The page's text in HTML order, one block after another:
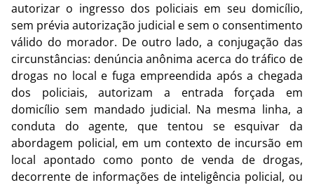
autorizar o ingresso dos policiais em seu domicílio,
sem prévia autorização judicial e sem o consentimento
válido do morador. De outro lado, a conjugação das
circunstâncias: denúncia anônima acerca do tráfico de
drogas no local e fuga empreendida após a chegada
dos policiais, autorizam a entrada forçada em
domicílio sem mandado judicial. Na mesma linha, a
conduta do agente, que tentou se esquivar da
abordagem policial, em um contexto de incursão em
local apontado como ponto de venda de drogas,
decorrente de informações de inteligência policial, ou